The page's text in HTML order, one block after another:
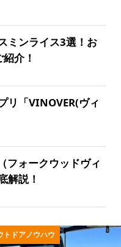
ミンライス3選！お
介！
リ「VINOVER(ヴィ
フォークウッドヴィ
解説！
キャンプ用品